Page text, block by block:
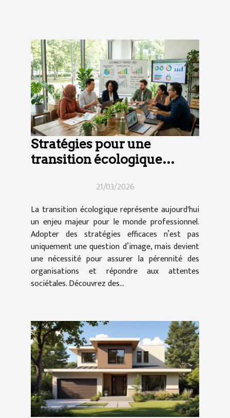
Stratégies pour une
transition écologique
21/03/2026
La transition écologique représente aujourd'hui
un enjeu majeur pour le monde professionnel.
Adopter des stratégies efficaces n’est pas
uniquement une question d’image, mais devient
une nécessité pour assurer la pérennité des
organisations et répondre aux attentes
sociétales. Découvrez des...